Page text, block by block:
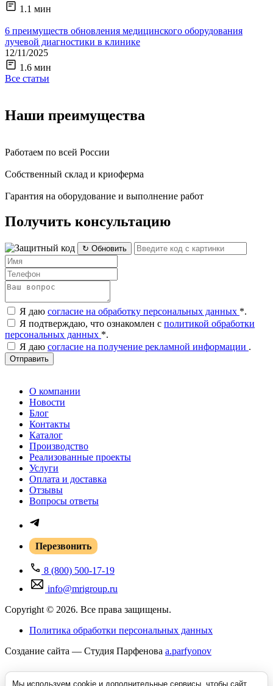
1.1 мин
6 преимуществ обновления медицинского оборудования
лучевой диагностики в клинике
12/11/2025
1.6 мин
Все статьи
Наши преимущества
Работаем по всей России
Собственный склад и криоферма
Гарантия на оборудование и выполнение работ
Получить консультацию
↻ Обновить
Я даю согласие на обработку персональных данных *.
Я подтверждаю, что ознакомлен с политикой обработки
персональных данных *.
Я даю согласие на получение рекламной информации .
Отправить
О компании
Новости
Блог
Контакты
Каталог
Производство
Реализованные проекты
Услуги
Оплата и доставка
Отзывы
Вопросы ответы
Перезвонить
8 (800) 500-17-19
info@mrigroup.ru
Copyright © 2026. Все права защищены.
Политика обработки персональных данных
Создание сайта — Студия Парфенова a.parfyonov
Мы используем cookie и дополнительные сервисы, чтобы сайт